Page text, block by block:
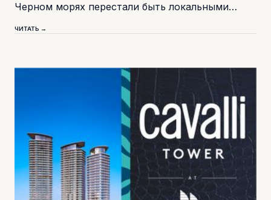
Черном морях перестали быть локальными…
ЧИТАТЬ →